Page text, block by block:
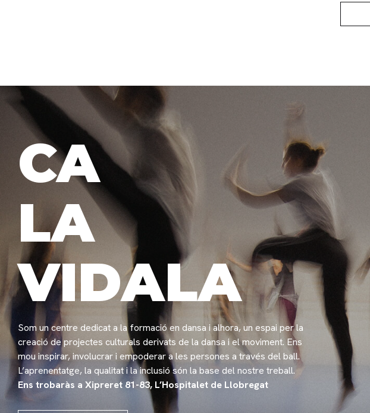
CA
LA
VIDALA
Som un centre dedicat a la formació en dansa i alhora, un espai per la
creació de projectes culturals derivats de la dansa i el moviment. Ens
mou inspirar, involucrar i empoderar a les persones a través del ball.
L’aprenentatge, la qualitat i la inclusió són la base del nostre treball.
Ens trobaràs a Xipreret 81-83, L’Hospitalet de Llobregat